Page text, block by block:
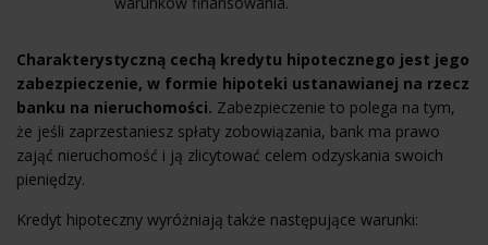
Charakterystyczną cechą kredytu hipotecznego jest jego
zabezpieczenie, w formie hipoteki ustanawianej na rzecz
banku na nieruchomości. Zabezpieczenie to polega na tym,
że jeśli zaprzestaniesz spłaty zobowiązania, bank ma prawo
zająć nieruchomość i ją zlicytować celem odzyskania swoich
pieniędzy.
Kredyt hipoteczny wyróżniają także następujące warunki: